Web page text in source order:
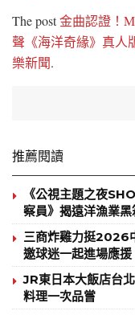
The post金曲認證！
聲《海洋奇緣》真人
樂新聞.
推薦閱讀
《公視主題之夜
察員》揭遠洋漁業黑
三商炸雞力挺2026
邀球迷一起進場應援
JR東日本大飯店台
料理一次品嘗